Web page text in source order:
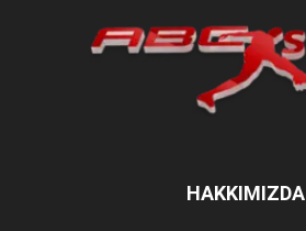
HAKKIMIZDA